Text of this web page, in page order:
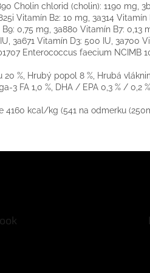
Cholin chlorid (cholin): 1190 mg,
Vitamín B2: 10 mg, 3a314
0,75 mg, 3a880 Vitamín B7: 0,13
3a671 Vitamín D3: 500 IU, 3a700
Enterococcus faecium NCIMB
%, Hrubý popol 8 %, Hrubá
3 FA 1,0 %, DHA / EPA 0,3 % / 0,2
4160 kcal/kg (541 na odmerku